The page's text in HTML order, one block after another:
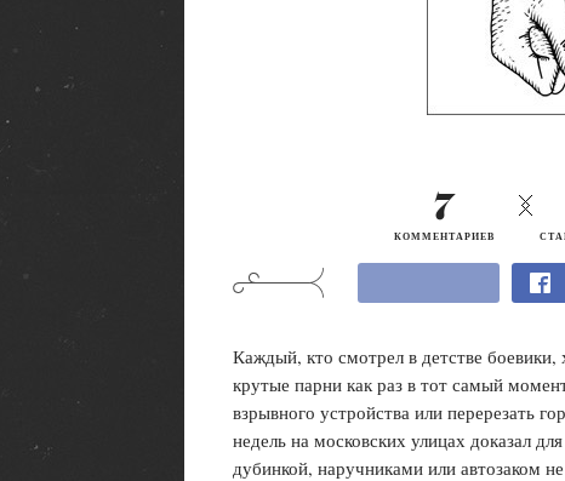
7
КОММЕНТАРИЕВ
Каждый, кто смотрел в детстве
крутые парни как раз в тот самый
взрывного устройства или перерезать
недель на московских улицах доказал
дубинкой, наручниками или автозаком